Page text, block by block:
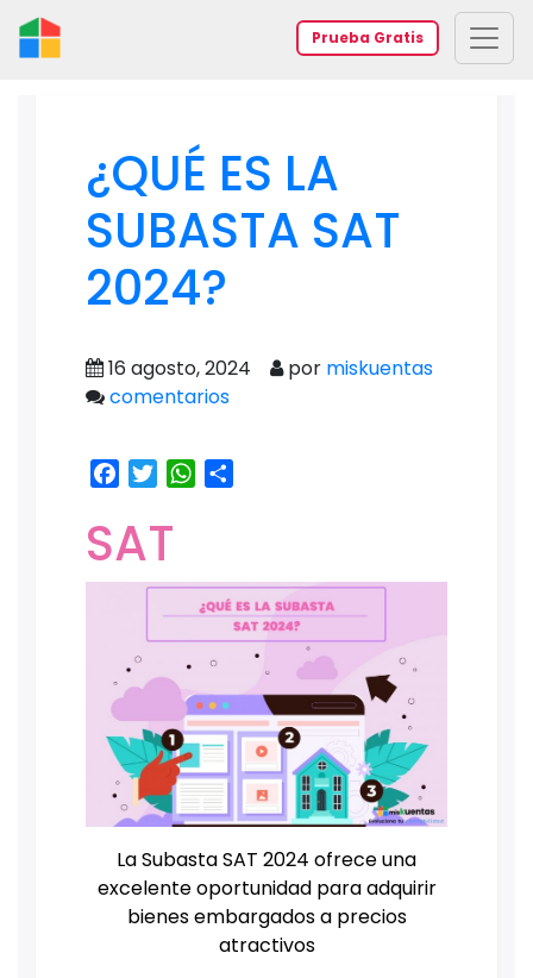
Prueba Gratis
¿QUÉ ES LA
SUBASTA SAT
2024?
16 agosto, 2024 por miskuentas
comentarios
Facebook
TwitterWhatsApp
SAT
La Subasta SAT 2024 ofrece una
excelente oportunidad para adquirir
bienes embargados a precios
atractivos